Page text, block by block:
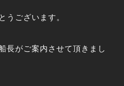
うございます。
長がご案内させて頂きまし